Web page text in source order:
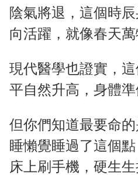
陰氣將退，這個時
向活躍，就像春天萬
現代醫學也證實，
平自然升高，身體準
但你們知道最要命
睡懶覺睡過了這個
床上刷手機，硬生